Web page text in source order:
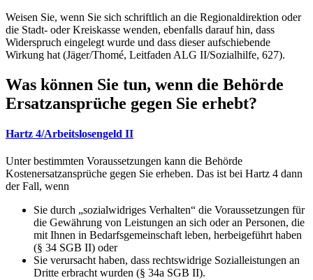
Weisen Sie, wenn Sie sich schriftlich an die Regionaldirektion oder
die Stadt- oder Kreiskasse wenden, ebenfalls darauf hin, dass
Widerspruch eingelegt wurde und dass dieser aufschiebende
Wirkung hat (Jäger/Thomé, Leitfaden ALG II/Sozialhilfe, 627).
Was können Sie tun, wenn die Behörde
Ersatzansprüche gegen Sie erhebt?
Hartz 4/Arbeitslosengeld II
Unter bestimmten Voraussetzungen kann die Behörde
Kostenersatzansprüche gegen Sie erheben. Das ist bei Hartz 4 dann
der Fall, wenn
Sie durch „sozialwidriges Verhalten“ die Voraussetzungen für
die Gewährung von Leistungen an sich oder an Personen, die
mit Ihnen in Bedarfsgemeinschaft leben, herbeigeführt haben
(§ 34 SGB II) oder
Sie verursacht haben, dass rechtswidrige Sozialleistungen an
Dritte erbracht wurden (§ 34a SGB II).